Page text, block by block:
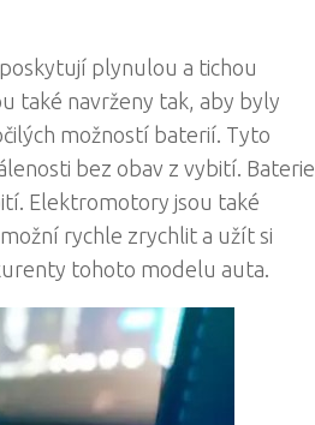
plynulou a tichou
také navrženy tak, aby byly
možností baterií. Tyto
bez obav z vybití. Baterie
Elektromotory jsou také
rychle zrychlit a užít si
tohoto modelu auta.